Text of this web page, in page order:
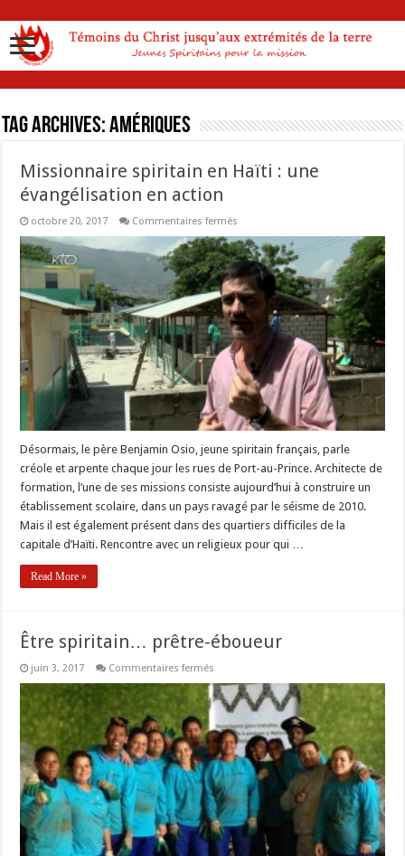
Tag Archives:Amériques
Missionnaire spiritain en Haïti : une
évangélisation en action
octobre 20, 2017 Commentaires fermés
spiritain
en
Haïti
:
une
évangélisation
en
action
Désormais, le père Benjamin Osio, jeune spiritain français, parle
créole et arpente chaque jour les rues de Port-au-Prince. Architecte de
formation, l’une de ses missions consiste aujourd’hui à construire un
établissement scolaire, dans un pays ravagé par le séisme de 2010.
Mais il est également présent dans des quartiers difficiles de la
capitale d’Haïti. Rencontre avec un religieux pour qui …
Read More »
Être spiritain… prêtre-éboueur
juin 3, 2017 Commentaires fermés
spiritain…
prêtre-
éboueur